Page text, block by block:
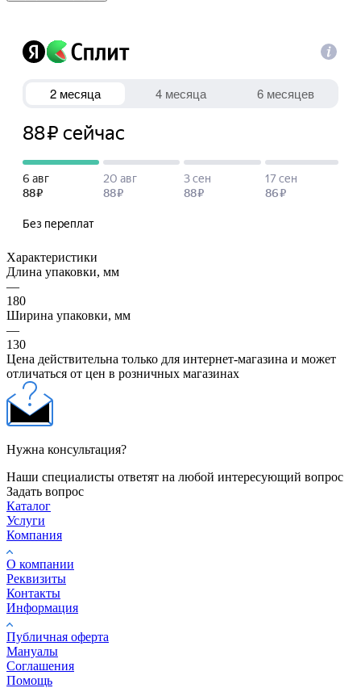
Характеристики
Длина упаковки, мм
—
180
Ширина упаковки, мм
—
130
Цена действительна только для интернет-магазина и может
отличаться от цен в розничных магазинах
Нужна консультация?
Наши специалисты ответят на любой интересующий вопрос
Задать вопрос
Каталог
Услуги
Компания
О компании
Реквизиты
Контакты
Информация
Публичная оферта
Мануалы
Соглашения
Помощь